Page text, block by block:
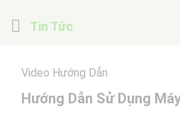
Tin Tức
Video Hướng Dẫn
Hướng Dẫn Sử Dụng